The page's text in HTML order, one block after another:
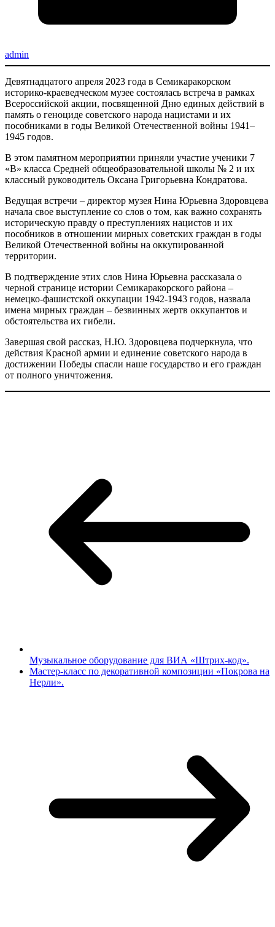
admin
Девятнадцатого апреля 2023 года в Семикаракорском
историко-краеведческом музее состоялась встреча в рамках
Всероссийской акции, посвященной Дню единых действий в
память о геноциде советского народа нацистами и их
пособниками в годы Великой Отечественной войны 1941–
1945 годов.
В этом памятном мероприятии приняли участие ученики 7
«В» класса Средней общеобразовательной школы № 2 и их
классный руководитель Оксана Григорьевна Кондратова.
Ведущая встречи – директор музея Нина Юрьевна Здоровцева
начала свое выступление со слов о том, как важно сохранять
историческую правду о преступлениях нацистов и их
пособников в отношении мирных советских граждан в годы
Великой Отечественной войны на оккупированной
территории.
В подтверждение этих слов Нина Юрьевна рассказала о
черной странице истории Семикаракорского района –
немецко-фашистской оккупации 1942-1943 годов, назвала
имена мирных граждан – безвинных жертв оккупантов и
обстоятельства их гибели.
Завершая свой рассказ, Н.Ю. Здоровцева подчеркнула, что
действия Красной армии и единение советского народа в
достижении Победы спасли наше государство и его граждан
от полного уничтожения.
Музыкальное оборудование для ВИА «Штрих-код».
Мастер-класс по декоративной композиции «Покрова на
Нерли».